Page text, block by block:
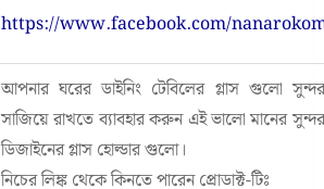
https://www.facebook.com/
আপনার ঘরের ডাইনিং টেবিলের গ্লাস গুলো
সাজিয়ে রাখতে ব্যাবহার করুন এই ভালো মানের
ডিজাইনের গ্লাস হোল্ডার গুলো।
নিচের লিঙ্ক থেকে কিনতে পারেন প্রোডাক্ট-টিঃ